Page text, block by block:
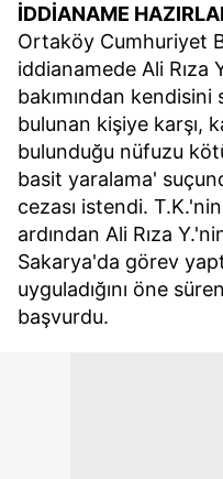
İDDİANAME
Ortaköy Cumhuriyet
iddianamede Ali Rıza
bakımından
bulunan kişiye karşı,
bulunduğu nüfuzu
basit yaralama'
cezası istendi.
ardından Ali Rıza
Sakarya'da görev
uyguladığını öne
başvurdu.